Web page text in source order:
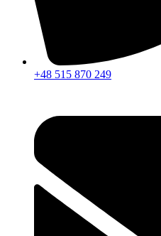
+48 515 870 249